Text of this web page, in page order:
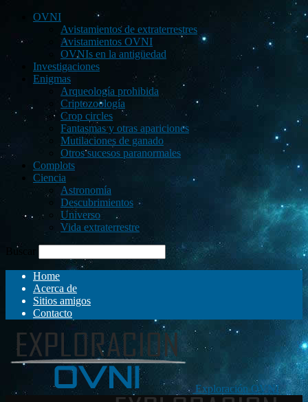
OVNI
Avistamientos de extraterrestres
Avistamientos OVNI
OVNIs en la antigüedad
Investigaciones
Enigmas
Arqueología prohibida
Criptozoología
Crop circles
Fantasmas y otras apariciones
Mutilaciones de ganado
Otros sucesos paranormales
Complots
Ciencia
Astronomía
Descubrimientos
Universo
Vida extraterrestre
Buscar
Home
Acerca de
Sitios amigos
Contacto
Exploración OVNI